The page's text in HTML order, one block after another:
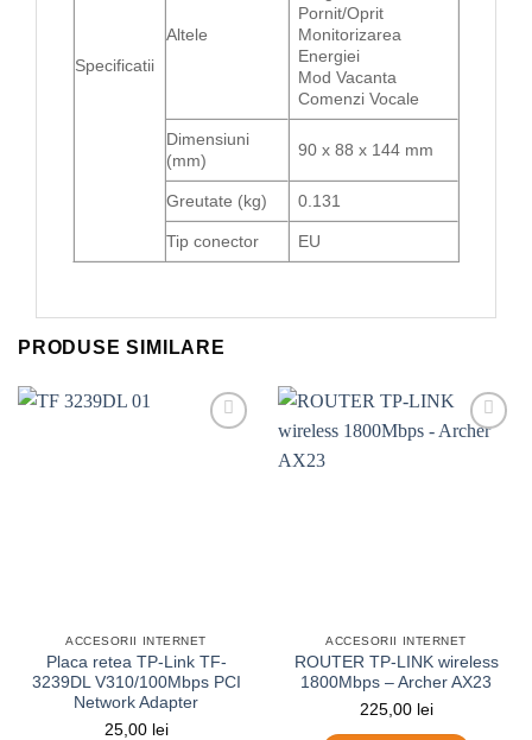
Specificatii
Altele
Pornit/Oprit
Monitorizarea
Energiei
Mod Vacanta
Comenzi Vocale
Dimensiuni
(mm)
90 x 88 x 144 mm
Greutate (kg) 0.131
Tip conector EU
PRODUSE SIMILARE
ACCESORII INTERNET
Placa retea TP-Link TF-
3239DL V310/100Mbps PCI
Network Adapter
25,00 lei
ACCESORII INTERNET
ROUTER TP-LINK wireless
1800Mbps – Archer AX23
225,00 lei